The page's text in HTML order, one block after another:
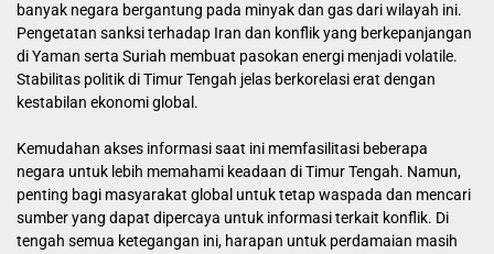
banyak negara bergantung pada minyak dan gas dari wilayah ini.
Pengetatan sanksi terhadap Iran dan konflik yang berkepanjangan
di Yaman serta Suriah membuat pasokan energi menjadi volatile.
Stabilitas politik di Timur Tengah jelas berkorelasi erat dengan
kestabilan ekonomi global.
Kemudahan akses informasi saat ini memfasilitasi beberapa
negara untuk lebih memahami keadaan di Timur Tengah. Namun,
penting bagi masyarakat global untuk tetap waspada dan mencari
sumber yang dapat dipercaya untuk informasi terkait konflik. Di
tengah semua ketegangan ini, harapan untuk perdamaian masih